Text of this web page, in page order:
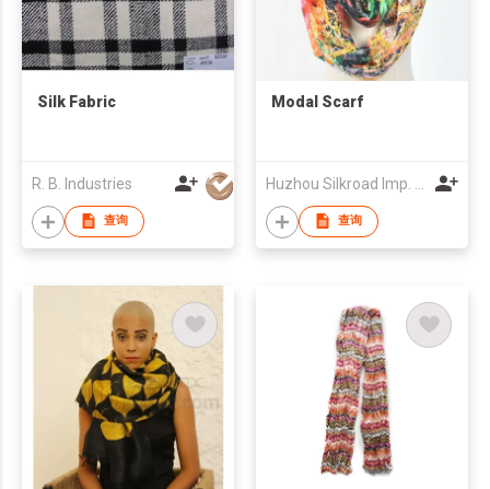
Silk Fabric
R. B. Industries
查询
Modal Scarf
查询